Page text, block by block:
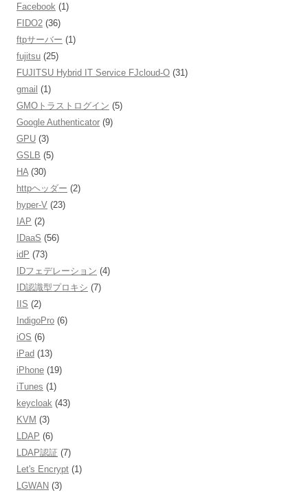
Facebook (1)
FIDO2 (36)
ftpサーバー (1)
fujitsu (25)
FUJITSU Hybrid IT Service FJcloud-O (31)
gmail (1)
GMOトラストログイン (5)
Google Authenticator (9)
GPU (3)
GSLB (5)
HA(30)
httpヘッダー (2)
hyper-V (23)
IAP (2)
IDaaS (56)
idP (73)
IDフェデレーション (4)
ID認識型プロキシ (7)
IIS (2)
IndigoPro (6)
iOS (6)
iPad (13)
iPhone (19)
iTunes (1)
keycloak (43)
KVM (3)
LDAP (6)
LDAP認証 (7)
Let's Encrypt (1)
LGWAN (3)